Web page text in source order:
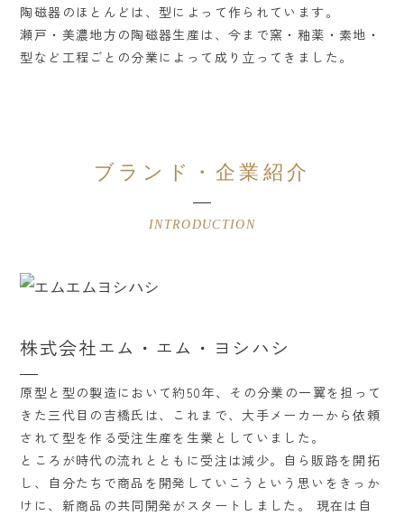
陶磁器のほとんどは、型によって作られています。
瀬戸・美濃地方の陶磁器生産は、今まで窯・釉薬・素地・
型など工程ごとの分業によって成り立ってきました。
ブランド・企業紹介
INTRODUCTION
株式会社エム・エム・ヨシハシ
原型と型の製造において約50年、その分業の一翼を担って
きた三代目の吉橋氏は、これまで、大手メーカーから依頼
されて型を作る受注生産を生業としていました。
ところが時代の流れとともに受注は減少。自ら販路を開拓
し、自分たちで商品を開発していこうという思いをきっか
けに、新商品の共同開発がスタートしました。 現在は自